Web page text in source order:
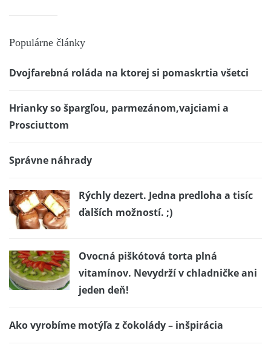
Populárne články
Dvojfarebná roláda na ktorej si pomaskrtia všetci
Hrianky so špargľou, parmezánom,vajciami a
Prosciuttom
Správne náhrady
Rýchly dezert. Jedna predloha a tisíc
ďalších možností. ;)
Ovocná piškótová torta plná
vitamínov. Nevydrží v chladničke ani
jeden deň!
Ako vyrobíme motýľa z čokolády – inšpirácia